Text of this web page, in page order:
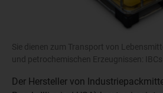
Sie dienen zum Transport von
und petrochemischen Erzeugnissen:
Der Hersteller von